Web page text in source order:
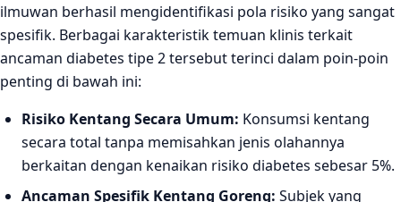
ilmuwan berhasil mengidentifikasi pola risiko yang sangat
spesifik. Berbagai karakteristik temuan klinis terkait
ancaman diabetes tipe 2 tersebut terinci dalam poin-poin
penting di bawah ini:
Risiko Kentang Secara Umum: Konsumsi kentang
secara total tanpa memisahkan jenis olahannya
berkaitan dengan kenaikan risiko diabetes sebesar 5%.
Ancaman Spesifik Kentang Goreng: Subjek yang